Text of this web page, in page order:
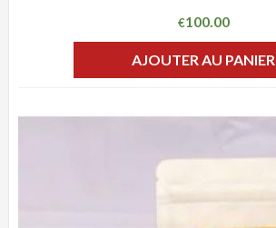
€100.00
AJOUTER AU PANIER